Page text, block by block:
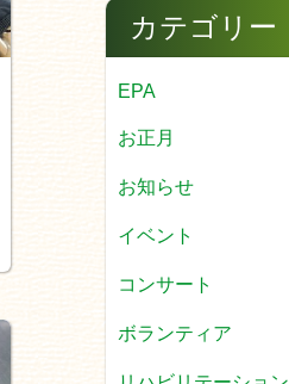
カテゴリー
EPA
お正月
お知らせ
イベント
コンサート
ボランティア